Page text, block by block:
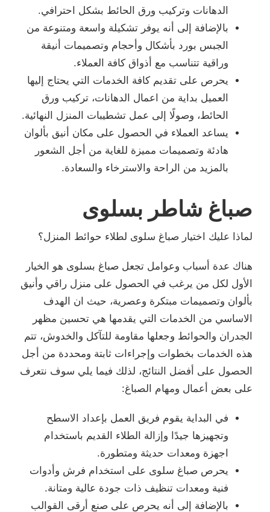
الدهانات وتركيب ورق الحائط بشكل احترافي.
بالإضافة إلى أنه يوفر تشكيلة واسعة ومتنوعة من
الجبس بورد بأشكال وأحجام وتصميمات أنيقة
وراقية تتناسب مع أذواق كافة العملاء.
يحرص على تقديم كافة الخدمات التي يحتاج إليها
العميل بداية من اعمال الدهانات، تركيب ورق
الحائط، وصولًا إلى عمل تشطيبات المنزل النهائية.
يساعد العملاء في الحصول على مكان أنيق بألوان
هادئة وتصميمات مميزة للغاية من أجل الشعور
بالمزيد من الراحة والاسترخاء والسعادة.
صباغ شاطر بسلوى
لماذا عليك اختيار صباغ سلوى لطلاء حوائط المنزل؟
هناك عدة أسباب وعوامل تجعل صباغ بسلوى هو الخيار
الأول لكل من يرغب في الحصول على منزل راقي وأنيق
بألوان وتصميمات مبتكرة وعصرية، حيث ان الهدف
الاساسي من الخدمات التي يقدمها هي تحسين مظهر
الجدران والحوائط وجعلها مقاومة للتآكل والخدوش، تتم
هذه الخدمات بخطوات وإجراءات ثابتة ومحددة من أجل
الحصول على أفضل النتائج، لذلك فيما يلي سوف نتعرف
على بعض أعمال ومهام الصباغ:
في البداية يقوم فريق العمل بإعداد الاسطح
وتجهيزها جيدًا وإزالة الطلاء القديم باستخدام
اجهزة ومعدات حديثة ومتطورة.
يحرص صباغ سلوى على استخدام فرش وأدوات
فنية ومعدات تنظيف ذات جودة عالية ومتانة.
بالإضافة إلى أنه يحرص على صنع أرقى القوالب